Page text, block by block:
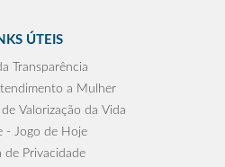
ÚTEIS
Transparência
a Mulher
Valorização da Vida
- Jogo de Hoje
de Privacidade